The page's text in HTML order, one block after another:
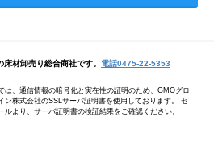
材卸売り総合商社です。 電話0475-22-5353
は、通信情報の暗号化と実在性の証明のため、GMOグロ
ン株式会社のSSLサーバ証明書を使用しております。 セ
ルより、サーバ証明書の検証結果をご確認ください。